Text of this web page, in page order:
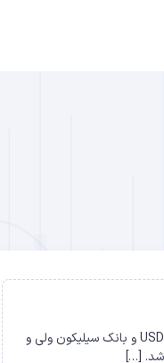
استیبل کوین USDC نجات پیدا کرد بخش مالی چند روز پر هرج و مرج را پشت سر گذاشته است. به ویژه، برای استیبل کوین USDC و بانک سیلیکون ولی و